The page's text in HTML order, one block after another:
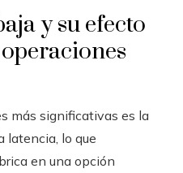
y su efecto
más significativas es la
latencia, lo que
en una opción